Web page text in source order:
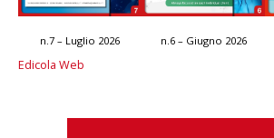
n.7 – Luglio 2026 n.6 – Giugno 2026
Edicola Web